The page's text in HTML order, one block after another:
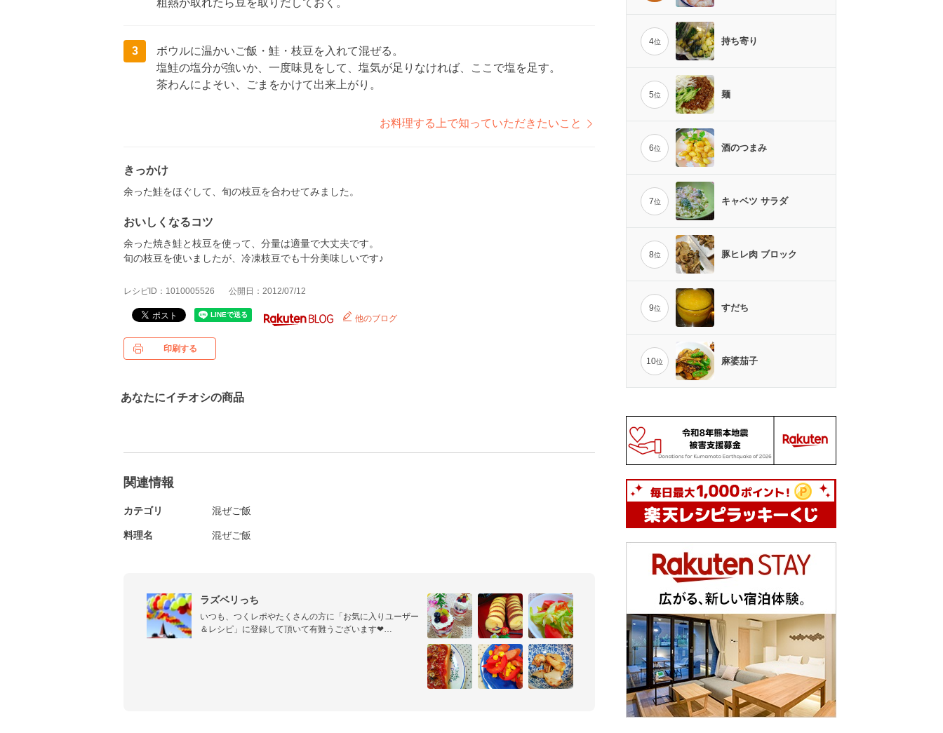
粗熱が取れたら豆を取りだしておく。
3
ボウルに温かいご飯・鮭・枝豆を入れて混ぜる。
塩鮭の塩分が強いか、一度味見をして、塩気が足りなければ、ここで塩を足す。
茶わんによそい、ごまをかけて出来上がり。
お料理する上で知っていただきたいこと
きっかけ
余った鮭をほぐして、旬の枝豆を合わせてみました。
おいしくなるコツ
余った焼き鮭と枝豆を使って、分量は適量で大丈夫です。
旬の枝豆を使いましたが、冷凍枝豆でも十分美味しいです♪
レシピID：1010005526 公開日：2012/07/12
他のブログ
印刷する
あなたにイチオシの商品
関連情報
カテゴリ 混ぜご飯
料理名 混ぜご飯
ラズベリっち
いつも、つくレポやたくさんの方に「お気に入りユーザー
＆レシピ」に登録して頂いて有難うございます❤
4位 持ち寄り
5位 麺
6位 酒のつまみ
7位 キャベツ サラダ
8位 豚ヒレ肉 ブロック
9位 すだち
10位 麻婆茄子